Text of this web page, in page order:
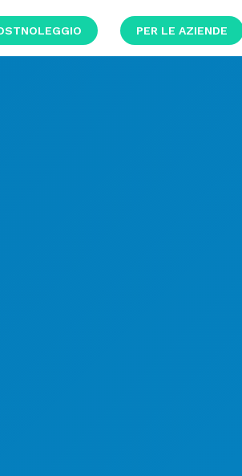
PER LE AZIENDE